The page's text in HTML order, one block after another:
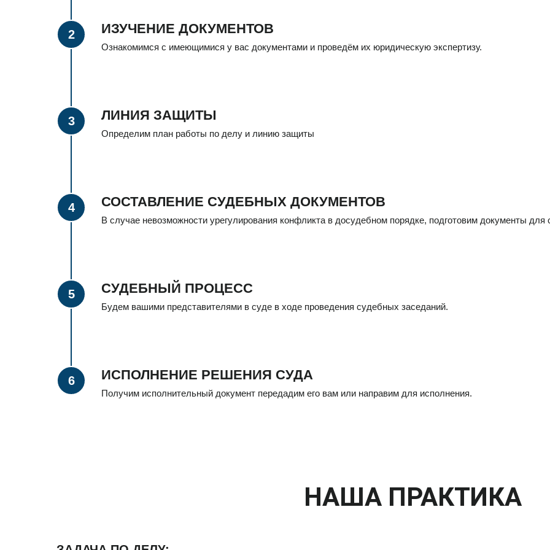
ИЗУЧЕНИЕ ДОКУМЕНТОВ
Ознакомимся с имеющимися у вас документами и проведём их юридическую экспертизу.
ЛИНИЯ ЗАЩИТЫ
Определим план работы по делу и линию защиты
СОСТАВЛЕНИЕ СУДЕБНЫХ ДОКУМЕНТОВ
В случае невозможности урегулирования конфликта в досудебном порядке, подготовим документы для
СУДЕБНЫЙ ПРОЦЕСС
Будем вашими представителями в суде в ходе проведения судебных заседаний.
ИСПОЛНЕНИЕ РЕШЕНИЯ СУДА
Получим исполнительный документ передадим его вам или направим для исполнения.
НАША ПРАКТИКА